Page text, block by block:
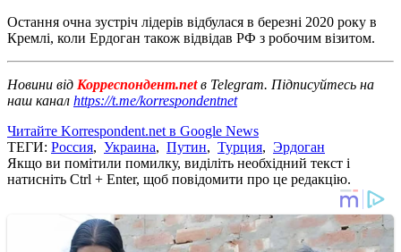
Остання очна зустріч лідерів відбулася в березні 2020 року в
Кремлі, коли Ердоган також відвідав РФ з робочим візитом.
Новини від Корреспондент.netв Telegram. Підписуйтесь на
наш канал https://t.me/korrespondentnet
Читайте Korrespondent.net в Google News
ТЕГИ: Россия, Украина, Путин, Турция, Эрдоган
Якщо ви помітили помилку, виділіть необхідний текст і
натисніть Ctrl + Enter, щоб повідомити про це редакцію.